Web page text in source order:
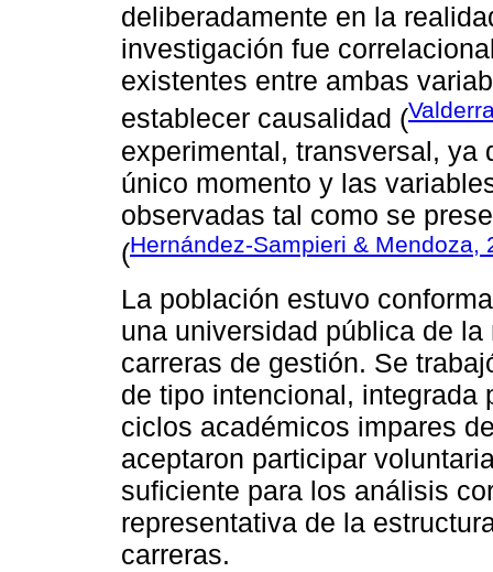
deliberadamente en la
investigación fue
existentes entre ambas
establecer causalidad (
experimental, transversal, ya
único momento y las
observadas tal como se
(Hernández-Sampieri & Mendoza,
La población estuvo
una universidad pública de
carreras de gestión. Se
de tipo intencional, integrada
ciclos académicos impares
aceptaron participar
suficiente para los análisis
representativa de la
carreras.